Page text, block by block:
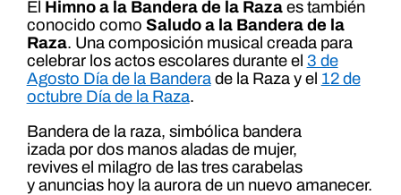
El Himno a la Bandera de la Razaes también
conocido como Saludo a la Bandera de la
Raza. Una composición musical creada para
celebrar los actos escolares durante el 3 de
Agosto Día de la Banderade la Raza y el 12 de
octubre Día de la Raza.
Bandera de la raza, simbólica bandera
izada por dos manos aladas de mujer,
revives el milagro de las tres carabelas
y anuncias hoy la aurora de un nuevo amanecer.